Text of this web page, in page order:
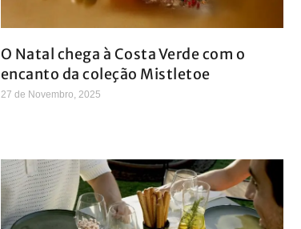
O Natal chega à Costa Verde com o
encanto da coleção Mistletoe
27 de Novembro, 2025